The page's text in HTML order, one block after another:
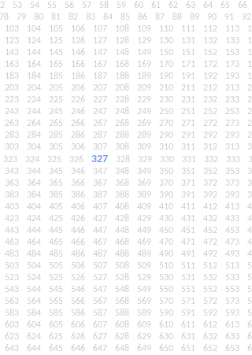
53 54 55 56 57 58 59 60 61 62 63 64 65 66
78 79 80 81 82 83 84 85 86 87 88 89 90 91 92
103 104 105 106 107 108 109 110 111 112 113
123 124 125 126 127 128 129 130 131 132 133
143 144 145 146 147 148 149 150 151 152 153
163 164 165 166 167 168 169 170 171 172 173
183 184 185 186 187 188 189 190 191 192 193
203 204 205 206 207 208 209 210 211 212 213
223 224 225 226 227 228 229 230 231 232 233
243 244 245 246 247 248 249 250 251 252 253
263 264 265 266 267 268 269 270 271 272 273
283 284 285 286 287 288 289 290 291 292 293
303 304 305 306 307 308 309 310 311 312 313
323 324 325 326 327 328 329 330 331 332 333
343 344 345 346 347 348 349 350 351 352 353
363 364 365 366 367 368 369 370 371 372 373
383 384 385 386 387 388 389 390 391 392 393
403 404 405 406 407 408 409 410 411 412 413
423 424 425 426 427 428 429 430 431 432 433
443 444 445 446 447 448 449 450 451 452 453
463 464 465 466 467 468 469 470 471 472 473
483 484 485 486 487 488 489 490 491 492 493
503 504 505 506 507 508 509 510 511 512 513
523 524 525 526 527 528 529 530 531 532 533
543 544 545 546 547 548 549 550 551 552 553
563 564 565 566 567 568 569 570 571 572 573
583 584 585 586 587 588 589 590 591 592 593
603 604 605 606 607 608 609 610 611 612 613
623 624 625 626 627 628 629 630 631 632 633
643 644 645 646 647 648 649 650 651 652 653